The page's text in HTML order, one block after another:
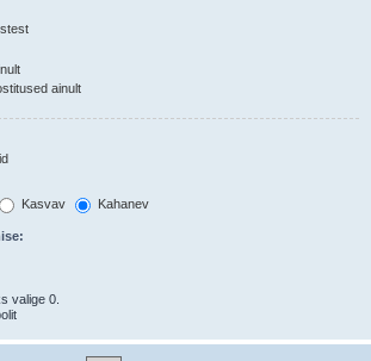
ainult
Kasvav
Kahanev
valige 0.